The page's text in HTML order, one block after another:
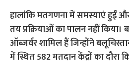
हालांकि मतगणना में समस्याएं हुईं
तय प्रक्रियाओं का पालन नहीं
ऑब्जर्वर शामिल हैं जिन्होंने
में स्थित 582 मतदान केंद्रों का दौरा